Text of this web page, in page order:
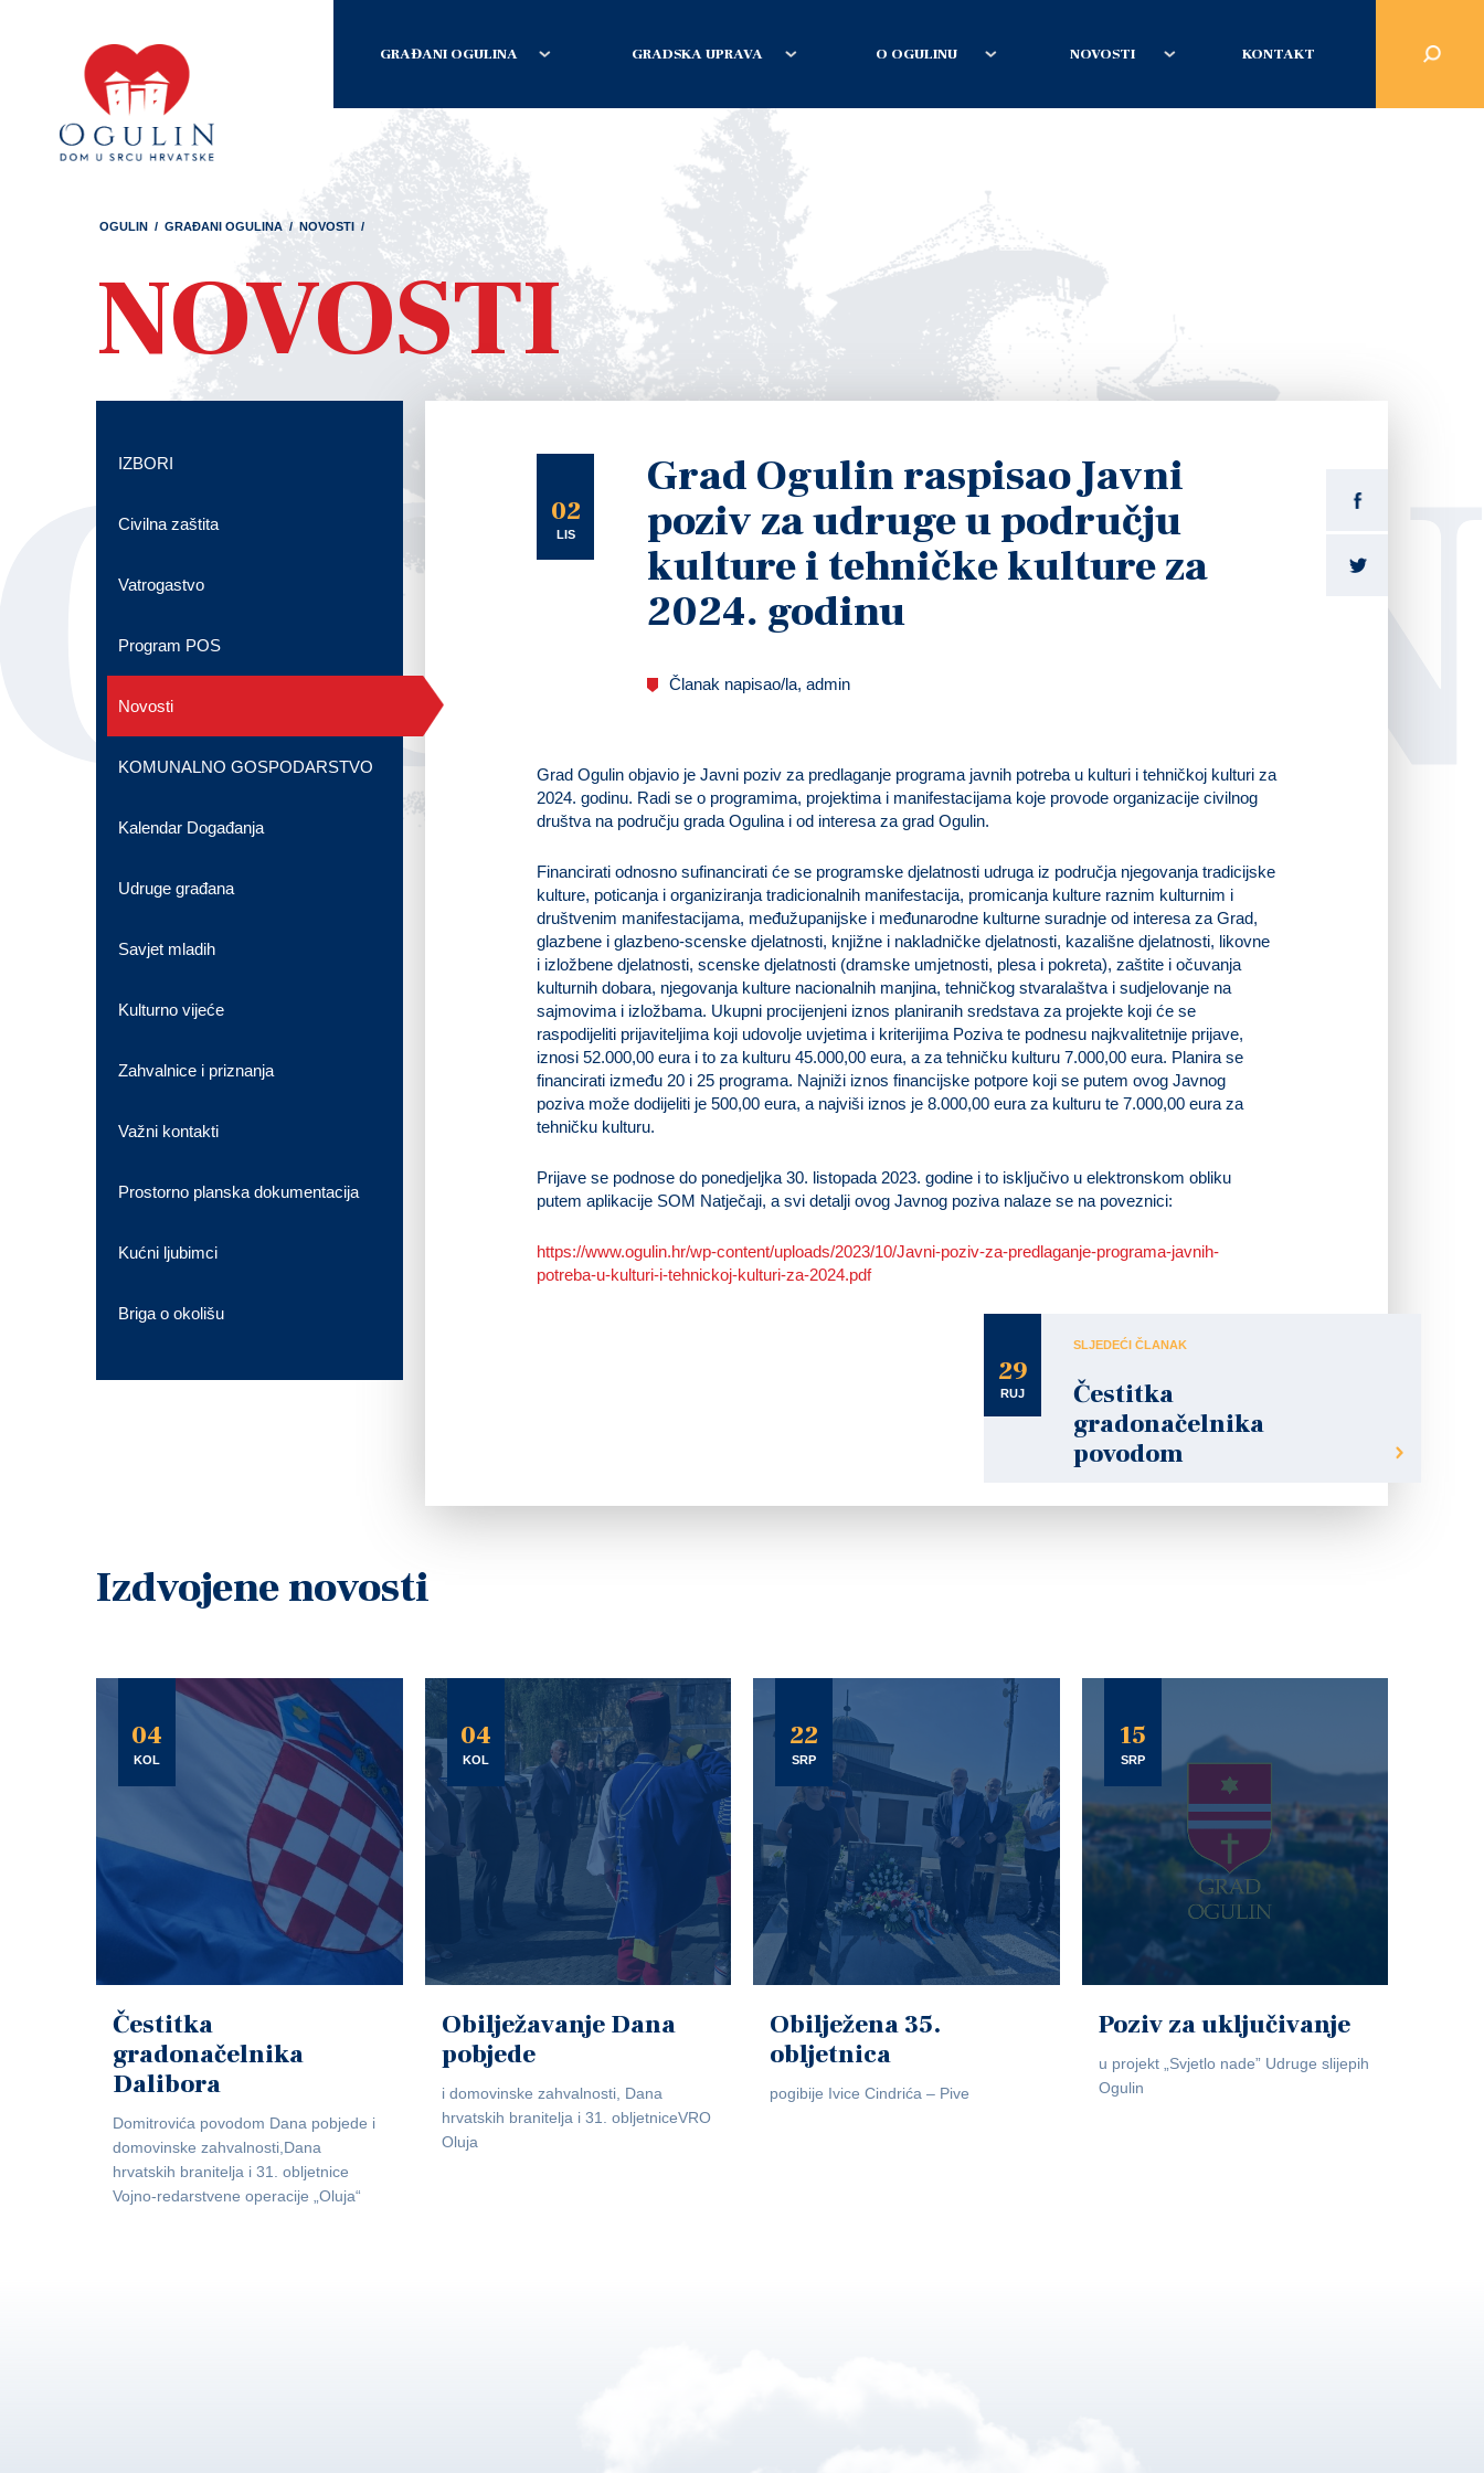
GRAĐANI OGULINA GRADSKA UPRAVA O OGULINU NOVOSTI KONTAKT
OGULIN / GRAĐANI OGULINA / NOVOSTI /
NOVOSTI
02
LIS
Grad Ogulin raspisao Javni
poziv za udruge u području
kulture i tehničke kulture za
2024. godinu
Članak napisao/la, admin
Grad Ogulin objavio je Javni poziv za predlaganje programa javnih potreba u kulturi i tehničkoj kulturi za
2024. godinu. Radi se o programima, projektima i manifestacijama koje provode organizacije civilnog
društva na području grada Ogulina i od interesa za grad Ogulin.
Financirati odnosno sufinancirati će se programske djelatnosti udruga iz područja njegovanja tradicijske
kulture, poticanja i organiziranja tradicionalnih manifestacija, promicanja kulture raznim kulturnim i
društvenim manifestacijama, međužupanijske i međunarodne kulturne suradnje od interesa za Grad,
glazbene i glazbeno-scenske djelatnosti, knjižne i nakladničke djelatnosti, kazališne djelatnosti, likovne
i izložbene djelatnosti, scenske djelatnosti (dramske umjetnosti, plesa i pokreta), zaštite i očuvanja
kulturnih dobara, njegovanja kulture nacionalnih manjina, tehničkog stvaralaštva i sudjelovanje na
sajmovima i izložbama. Ukupni procijenjeni iznos planiranih sredstava za projekte koji će se
raspodijeliti prijaviteljima koji udovolje uvjetima i kriterijima Poziva te podnesu najkvalitetnije prijave,
iznosi 52.000,00 eura i to za kulturu 45.000,00 eura, a za tehničku kulturu 7.000,00 eura. Planira se
financirati između 20 i 25 programa. Najniži iznos financijske potpore koji se putem ovog Javnog
poziva može dodijeliti je 500,00 eura, a najviši iznos je 8.000,00 eura za kulturu te 7.000,00 eura za
tehničku kulturu.
Prijave se podnose do ponedjeljka 30. listopada 2023. godine i to isključivo u elektronskom obliku
putem aplikacije SOM Natječaji, a svi detalji ovog Javnog poziva nalaze se na poveznici:
https://www.ogulin.hr/wp-content/uploads/2023/10/Javni-poziv-za-predlaganje-programa-javnih-
potreba-u-kulturi-i-tehnickoj-kulturi-za-2024.pdf
29
RUJ
SLJEDEĆI ČLANAK
Čestitka
gradonačelnika
povodom
IZBORI
Civilna zaštita
Vatrogastvo
Program POS
Novosti
KOMUNALNO GOSPODARSTVO
Kalendar Događanja
Udruge građana
Savjet mladih
Kulturno vijeće
Zahvalnice i priznanja
Važni kontakti
Prostorno planska dokumentacija
Kućni ljubimci
Briga o okolišu
Izdvojene novosti
04
KOL
Čestitka
gradonačelnika
Dalibora
Domitrovića povodom Dana pobjede i
domovinske zahvalnosti,Dana
hrvatskih branitelja i 31. obljetnice
Vojno-redarstvene operacije „Oluja“
04
KOL
Obilježavanje Dana
pobjede
i domovinske zahvalnosti, Dana
hrvatskih branitelja i 31. obljetniceVRO
Oluja
22
SRP
Obilježena 35.
obljetnica
pogibije Ivice Cindrića – Pive
15
SRP
Poziv za uključivanje
u projekt „Svjetlo nade” Udruge slijepih
Ogulin